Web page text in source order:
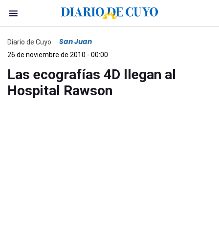
Diario de Cuyo San Juan
26 de noviembre de 2010 - 00:00
Las ecografías 4D llegan al
Hospital Rawson